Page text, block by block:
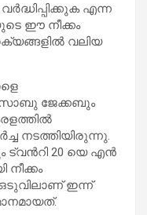
എന്ന
ഈ നീക്കം
വലിയ
ജേക്കബും
നടത്തിയിരുന്നു.
ട്വന്‍റി 20 യെ എൻ
നീക്കം
ഇന്ന്